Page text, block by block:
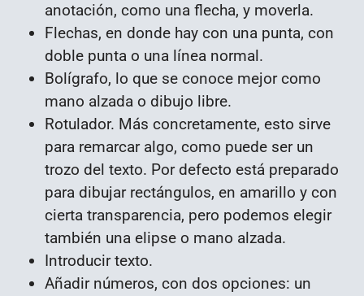
anotación, como una flecha, y moverla.
Flechas, en donde hay con una punta, con
doble punta o una línea normal.
Bolígrafo, lo que se conoce mejor como
mano alzada o dibujo libre.
Rotulador. Más concretamente, esto sirve
para remarcar algo, como puede ser un
trozo del texto. Por defecto está preparado
para dibujar rectángulos, en amarillo y con
cierta transparencia, pero podemos elegir
también una elipse o mano alzada.
Introducir texto.
Añadir números, con dos opciones: un